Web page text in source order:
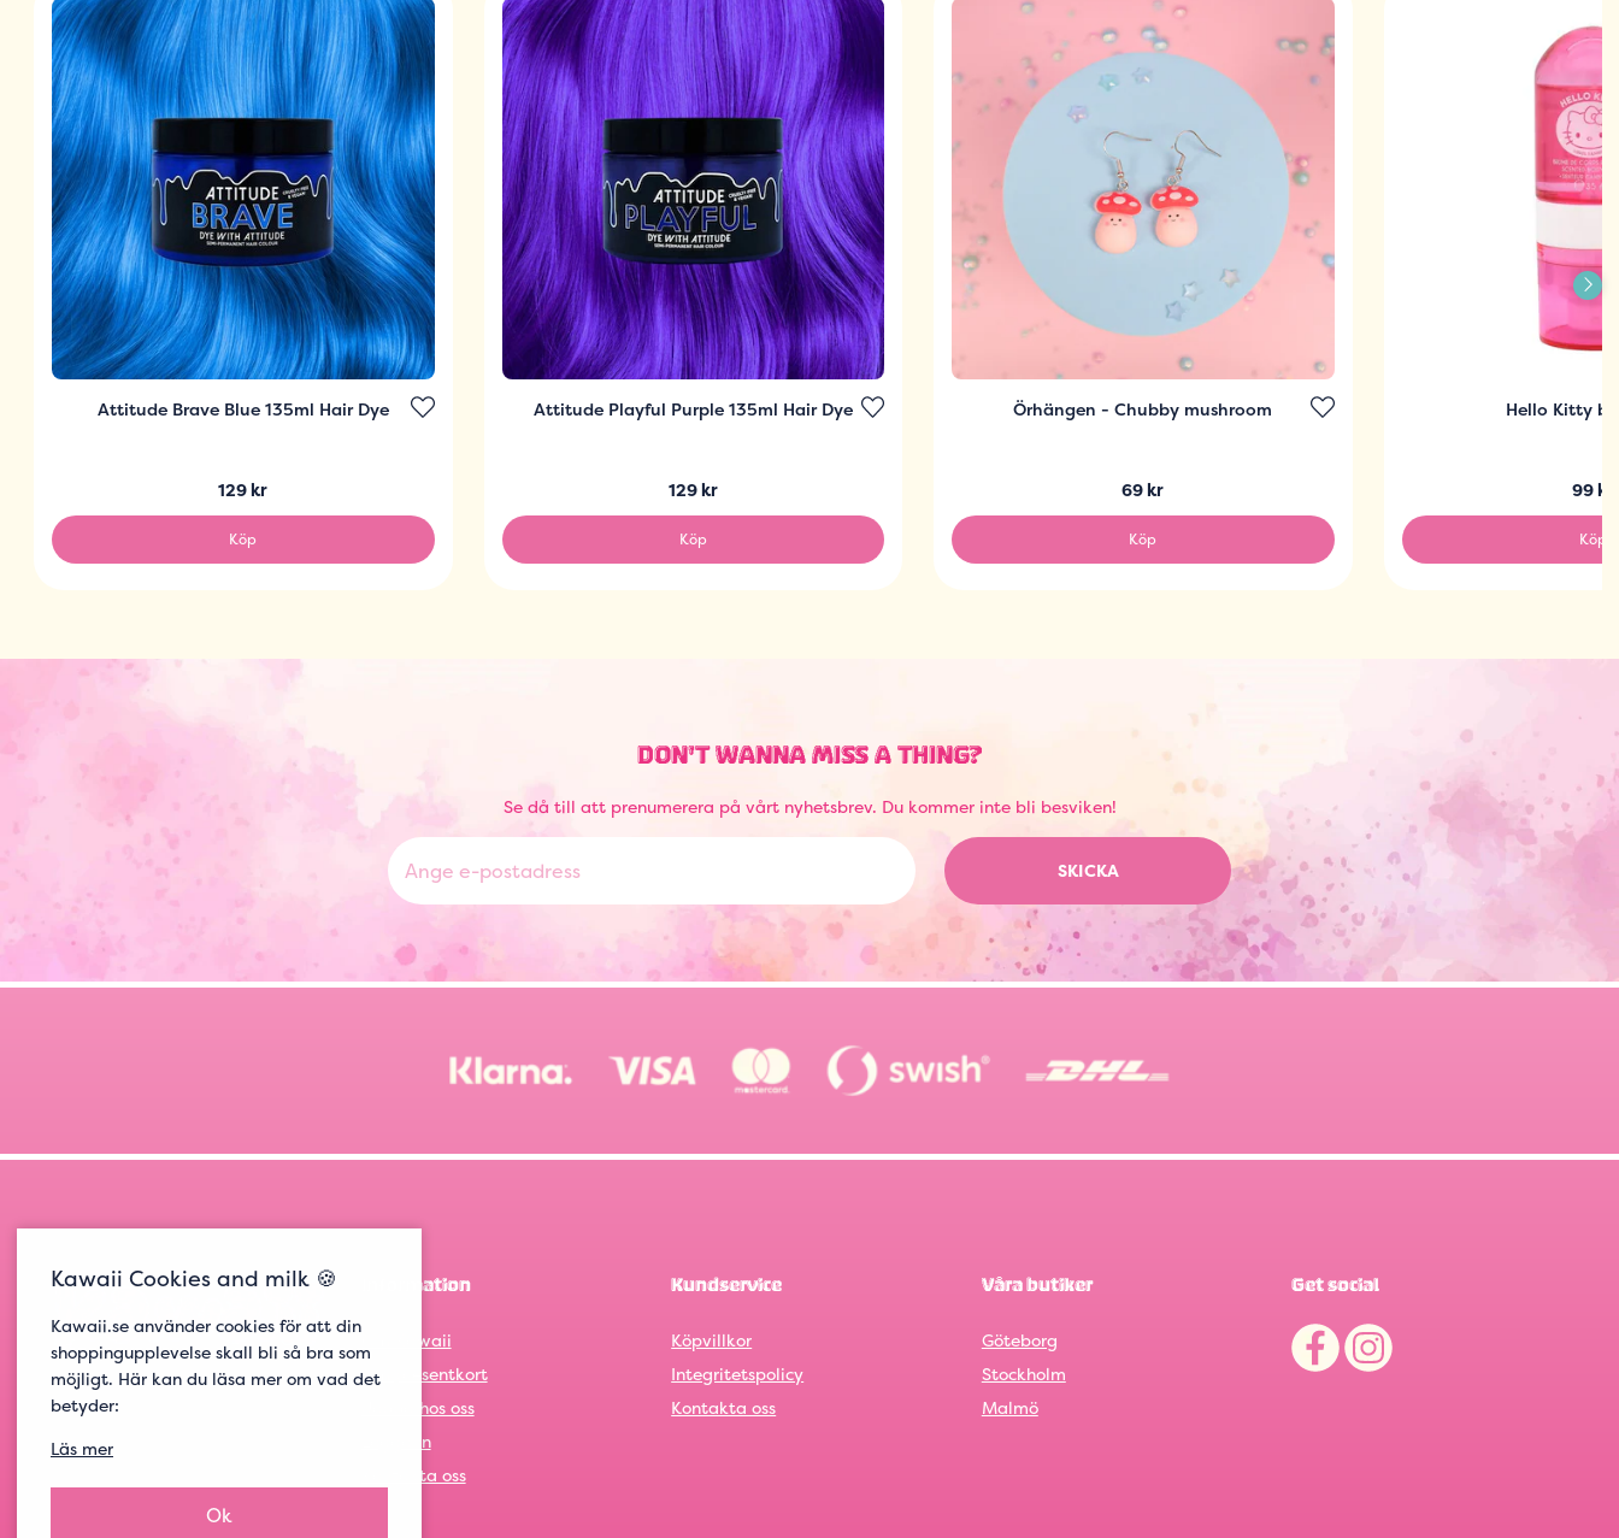
Attitude Brave Blue 135ml Hair Dye
129 kr
Köp
Attitude Playful Purple 135ml Hair Dye
129 kr
Köp
Örhängen - Chubby mushroom
69 kr
Köp
Hello Kitty
99 kr
Köp
DON'T WANNA MISS A THING?
Se då till att prenumerera på vårt nyhetsbrev. Du kommer inte bli besviken!
SKICKA
Information
Om Kawaii
Om presentkort
Jobba hos oss
Logga in
Kontakta oss
Kundservice
Köpvillkor
Integritetspolicy
Kontakta oss
Våra butiker
Göteborg
Stockholm
Malmö
Get social
Kawaii Cookies and milk 🍪
Kawaii.se använder cookies för att din
shoppingupplevelse skall bli så bra som
möjligt. Här kan du läsa mer om vad det
betyder:
Läs mer
Ok